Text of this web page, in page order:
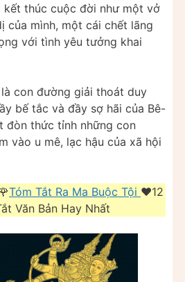
kết thúc cuộc đời như một vở
của mình, một cái chết lãng
với tình yêu tưởng khai
con đường giải thoát duy
bế tắc và đầy sợ hãi của Bê-
đòn thức tỉnh những con
vào u mê, lạc hậu của xã hội
Tóm Tắt Ra Ma Buộc Tội ❤️️12
Văn Bản Hay Nhất